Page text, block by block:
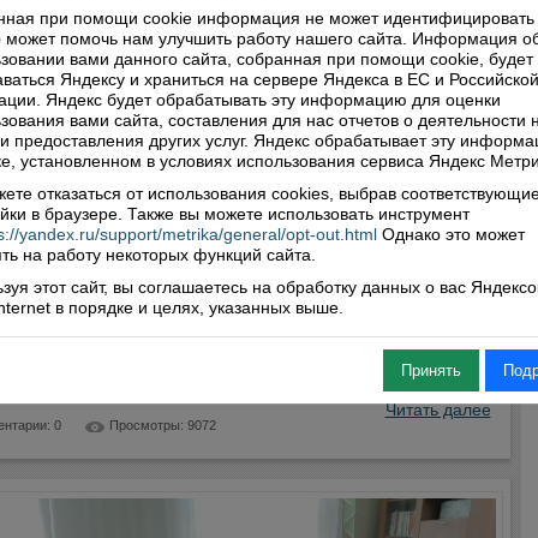
Музыкальная группа провела
квартирник и презентовала клип на песню
со своими правилами лишила нас возможности не только
и учиться в привычном режиме, но и с удовольствием
приучили нас смотреть кино, концерты и спектакли в
куда сейчас «переехала» почти вся культурная сфера.
на удобный формат, когда для посещения крупного
тия не нужно покидать пределы своей комнаты, многие
по живым творческим встречам и общению с
И очередной музыкальный квартирник в гараже Алексея
который все-таки удалось организовать в таких непростых
стал своеобразным глотком свежего воздуха на этом, уже
Читать далее
0 Просмотры: 9072
при помощи cookie информация не может идентифицировать
может помочь нам улучшить работу нашего сайта. Информация
вами данного сайта, собранная при помощи cookie, будет
Яндексу и храниться на сервере Яндекса в ЕС и Российской
Яндекс будет обрабатывать эту информацию для оценки
вами сайта, составления для нас отчетов о деятельности
предоставления других услуг. Яндекс обрабатывает эту
установленном в условиях использования сервиса Яндекс
отказаться от использования cookies, выбрав
в браузере. Также вы можете использовать инструмент
yandex.ru/support/metrika/general/opt-out.html Однако это может
на работу некоторых функций сайта.
этот сайт, вы соглашаетесь на обработку данных о вас
в порядке и целях, указанных выше.
Принять